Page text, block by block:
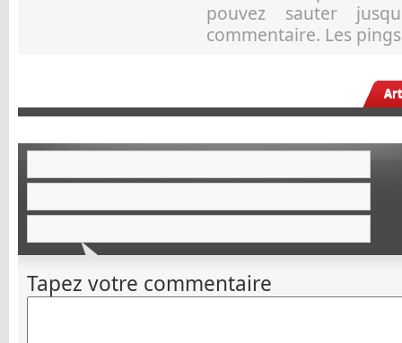
pouvez sauter
commentaire. Les
Tapez votre commentaire